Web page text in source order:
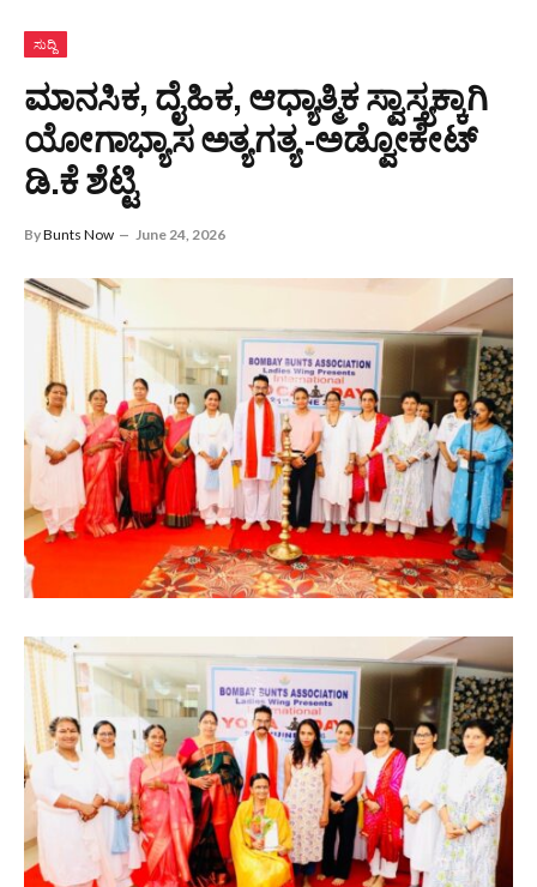
ಸುದ್ದಿ
ಮಾನಸಿಕ, ದೈಹಿಕ, ಆಧ್ಯಾತ್ಮಿಕ ಸ್ವಾಸ್ತ್ಯಕ್ಕಾಗಿ
ಯೋಗಾಭ್ಯಾಸ ಅತ್ಯಗತ್ಯ -ಅಡ್ವೋಕೇಟ್
ಡಿ.ಕೆ ಶೆಟ್ಟಿ
ByBunts Now June 24, 2026